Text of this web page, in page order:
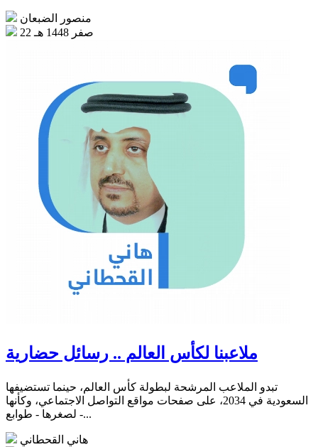
منصور الضبعان
22 صفر 1448 هـ
ملاعبنا لكأس العالم .. رسائل حضارية
تبدو الملاعب المرشحة لبطولة كأس العالم، حينما تستضيفها
السعودية في 2034، على صفحات مواقع التواصل الاجتماعي، وكأنها
- لصغرها - طوابع...
هاني القحطاني